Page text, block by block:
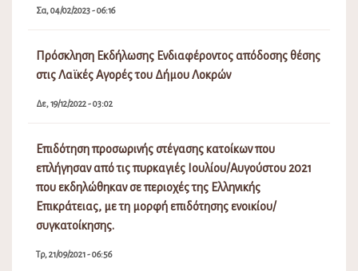
Σα, 04/02/2023 - 06:16
Πρόσκληση Εκδήλωσης Ενδιαφέροντος απόδοσης θέσης
στις Λαϊκές Αγορές του Δήμου Λοκρών
Δε, 19/12/2022 - 03:02
Επιδότηση προσωρινής στέγασης κατοίκων που
επλήγησαν από τις πυρκαγιές Ιουλίου/Αυγούστου 2021
που εκδηλώθηκαν σε περιοχές της Ελληνικής
Επικράτειας, με τη μορφή επιδότησης ενοικίου/
συγκατοίκησης.
Τρ, 21/09/2021 - 06:56